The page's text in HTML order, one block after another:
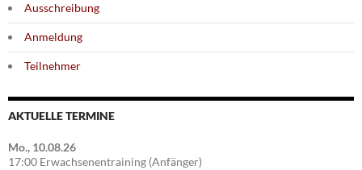
Ausschreibung
Anmeldung
Teilnehmer
AKTUELLE TERMINE
Mo., 10.08.26
17:00 Erwachsenentraining (Anfänger)